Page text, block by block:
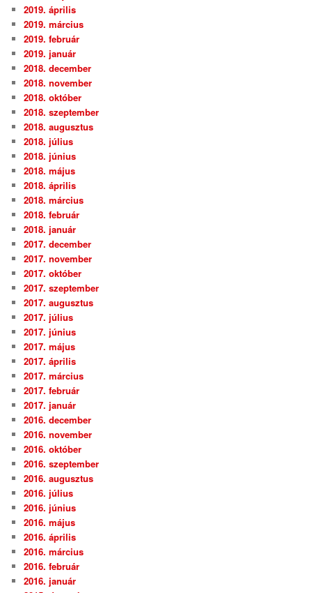
2019. április
2019. március
2019. február
2019. január
2018. december
2018. november
2018. október
2018. szeptember
2018. augusztus
2018. július
2018. június
2018. május
2018. április
2018. március
2018. február
2018. január
2017. december
2017. november
2017. október
2017. szeptember
2017. augusztus
2017. július
2017. június
2017. május
2017. április
2017. március
2017. február
2017. január
2016. december
2016. november
2016. október
2016. szeptember
2016. augusztus
2016. július
2016. június
2016. május
2016. április
2016. március
2016. február
2016. január